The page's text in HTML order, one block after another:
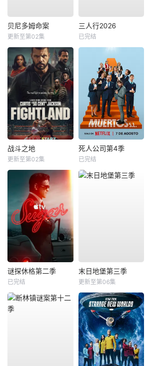
贝尼多姆命案
更新至第02集
三人行2026
已完结
战斗之地
更新至第02集
死人公司第4季
已完结
谜探休格第二季
已完结
末日地堡第三季
更新至第06集